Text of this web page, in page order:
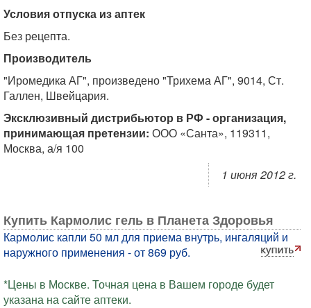
Условия отпуска из аптек
Без рецепта.
Производитель
"Иромедика АГ", произведено "Трихема АГ", 9014, Ст.
Галлен, Швейцария.
Эксклюзивный дистрибьютор в РФ - организация,
принимающая претензии: ООО «Санта», 119311,
Москва, а/я 100
1 июня 2012 г.
Купить Кармолис гель в Планета Здоровья
Кармолис капли 50 мл для приема внутрь, ингаляций и
наружного применения - от 869 руб.
*Цены в Москве. Точная цена в Вашем городе будет
указана на сайте аптеки.